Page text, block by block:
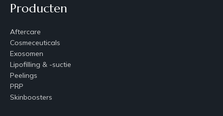
Producten
Aftercare
Cosmeceuticals
Exosomen
Lipofilling & -suctie
Peelings
PRP
Skinboosters